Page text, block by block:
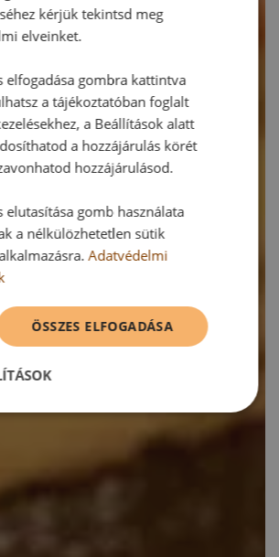
kérjük tekintsd meg
elveinket.
elfogadása gombra kattintva
a tájékoztatóban foglalt
a Beállítások alatt
a hozzájárulás körét
hozzájárulásod.
elutasítása gomb használata
a nélkülözhetetlen sütik
Adatvédelmi
ÖSSZES ELFOGADÁSA